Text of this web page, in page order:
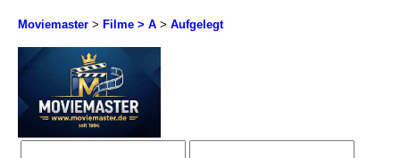
Moviemaster > Filme > A > Aufgelegt